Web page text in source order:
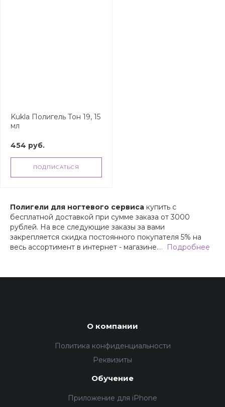
Kukla Полигель Тон 19, 15
мл
454 руб.
ПОДПИСАТЬСЯ
Полигели для ногтевого сервиса купить с
бесплатной доставкой при сумме заказа от 3000
рублей. На все следующие заказы за вами
закрепляется скидка постоянного покупателя 5% на
весь ассортимент в интернет - магазине.… Подробнее
О компании
Политика конфиденциальности
Реквизиты
Обучение
Приложение для iPhone